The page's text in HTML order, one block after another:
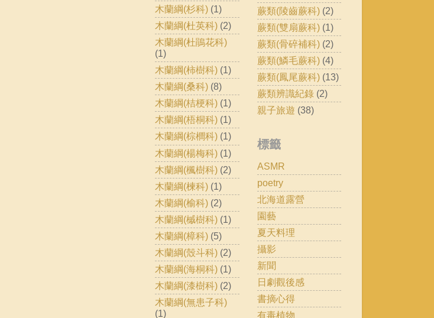
木蘭綱(杉科) (1)
木蘭綱(杜英科) (2)
木蘭綱(杜鵑花科)
(1)
木蘭綱(柿樹科) (1)
木蘭綱(桑科) (8)
木蘭綱(桔梗科) (1)
木蘭綱(梧桐科) (1)
木蘭綱(棕櫚科) (1)
木蘭綱(楊梅科) (1)
木蘭綱(楓樹科) (2)
木蘭綱(楝科) (1)
木蘭綱(榆科) (2)
木蘭綱(槭樹科) (1)
木蘭綱(樟科) (5)
木蘭綱(殼斗科) (2)
木蘭綱(海桐科) (1)
木蘭綱(漆樹科) (2)
木蘭綱(無患子科)
(1)
蕨類(陵齒蕨科) (2)
蕨類(雙扇蕨科) (1)
蕨類(骨碎補科) (2)
蕨類(鱗毛蕨科) (4)
蕨類(鳳尾蕨科) (13)
蕨類辨識紀錄 (2)
親子旅遊 (38)
標籤
ASMR
poetry
北海道露營
園藝
夏天料理
攝影
新聞
日劇觀後感
書摘心得
有毒植物